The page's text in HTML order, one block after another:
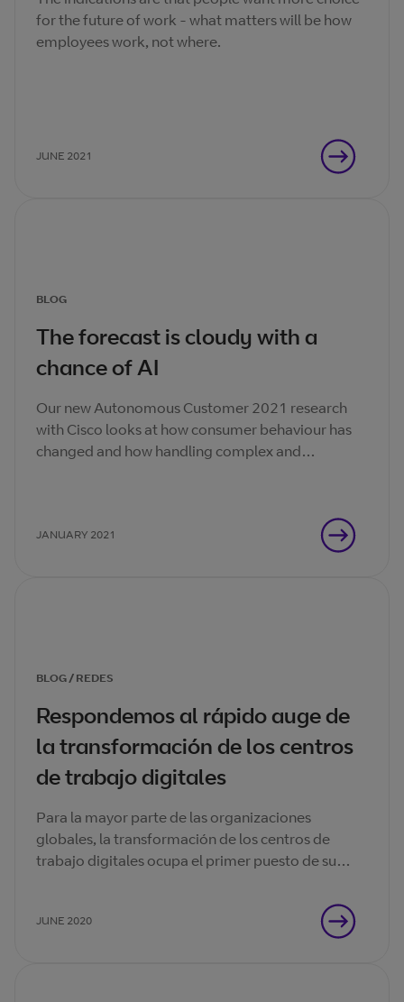
for the future of work - what matters will be how
employees work, not where.
JUNE 2021
BLOG
The forecast is cloudy with a
chance of AI
Our new Autonomous Customer 2021 research
with Cisco looks at how consumer behaviour has
changed and how handling complex and
JANUARY 2021
BLOG / REDES
Respondemos al rápido auge de
la transformación de los centros
de trabajo digitales
Para la mayor parte de las organizaciones
globales, la transformación de los centros de
trabajo digitales ocupa el primer puesto de su
JUNE 2020